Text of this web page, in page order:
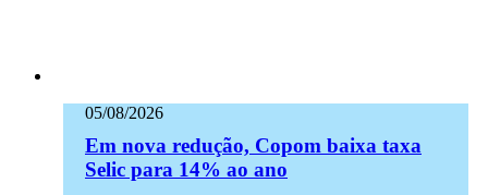
05/08/2026
Em nova redução, Copom baixa taxa
Selic para 14% ao ano